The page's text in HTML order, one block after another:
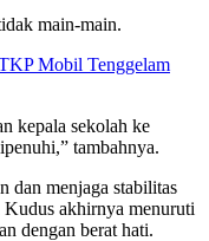
main-main.
Mobil Tenggelam
kepala sekolah ke
tambahnya.
dan menjaga stabilitas
akhirnya menuruti
dengan berat hati.